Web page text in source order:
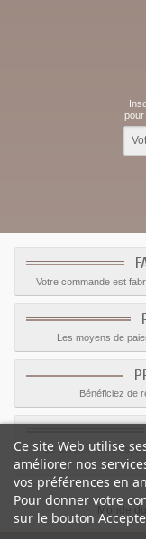
Votre commande est
Les moyens de
Bénéficiez de
Le service client est a
Monde
Ce site Web utilise
améliorer nos
vos préférences en
Pour donner votre
sur le bouton